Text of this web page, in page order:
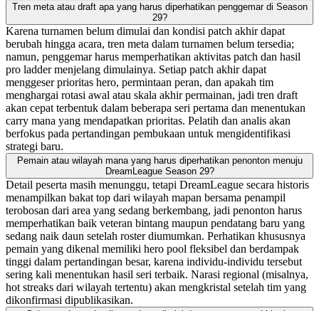
Tren meta atau draft apa yang harus diperhatikan penggemar di Season
29?
Karena turnamen belum dimulai dan kondisi patch akhir dapat
berubah hingga acara, tren meta dalam turnamen belum tersedia;
namun, penggemar harus memperhatikan aktivitas patch dan hasil
pro ladder menjelang dimulainya. Setiap patch akhir dapat
menggeser prioritas hero, permintaan peran, dan apakah tim
menghargai rotasi awal atau skala akhir permainan, jadi tren draft
akan cepat terbentuk dalam beberapa seri pertama dan menentukan
carry mana yang mendapatkan prioritas. Pelatih dan analis akan
berfokus pada pertandingan pembukaan untuk mengidentifikasi
strategi baru.
Pemain atau wilayah mana yang harus diperhatikan penonton menuju
DreamLeague Season 29?
Detail peserta masih menunggu, tetapi DreamLeague secara historis
menampilkan bakat top dari wilayah mapan bersama penampil
terobosan dari area yang sedang berkembang, jadi penonton harus
memperhatikan baik veteran bintang maupun pendatang baru yang
sedang naik daun setelah roster diumumkan. Perhatikan khususnya
pemain yang dikenal memiliki hero pool fleksibel dan berdampak
tinggi dalam pertandingan besar, karena individu-individu tersebut
sering kali menentukan hasil seri terbaik. Narasi regional (misalnya,
hot streaks dari wilayah tertentu) akan mengkristal setelah tim yang
dikonfirmasi dipublikasikan.